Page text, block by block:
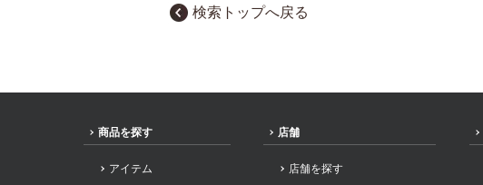
検索トップへ戻る
商品を探す
アイテム
店舗
店舗を探す